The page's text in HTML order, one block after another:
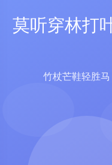
莫听穿林打
竹杖芒鞋轻胜马